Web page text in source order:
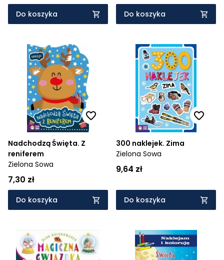
Do koszyka Do koszyka
Nadchodzą Święta. Z
reniferem
Zielona Sowa
7,30 zł
Do koszyka
300 naklejek. Zima
Zielona Sowa
9,64 zł
Do koszyka